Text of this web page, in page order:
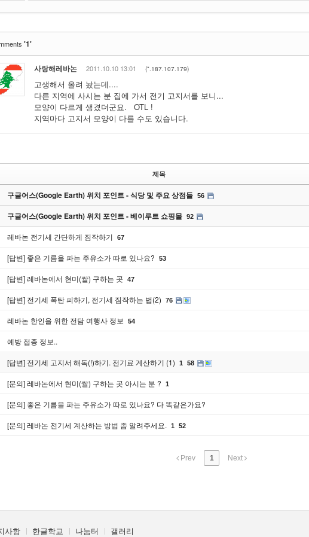
'1'
사랑해레바논 2011.10.10 13:01 (*.187.107.179)
고생해서 올려 놨는데....
다른 지역에 사시는 분 집에 가서 전기 고지서를 보니...
모양이 다르게 생겼더군요. OTL !
지역마다 고지서 모양이 다를 수도 있습니다.
제목
구글어스(Google Earth) 위치 포인트 - 식당 및 주요 상점들 56
구글어스(Google Earth) 위치 포인트 - 베이루트 쇼핑몰 92
레바논 전기세 간단하게 짐작하기 67
[답변] 좋은 기름을 파는 주유소가 따로 있나요? 53
[답변] 레바논에서 현미(쌀) 구하는 곳 47
[답변] 전기세 폭탄 피하기, 전기세 짐작하는 법(2) 76
레바논 한인을 위한 전담 여행사 정보 54
예방 접종 정보..
[답변] 전기세 고지서 해독(!)하기. 전기료 계산하기 (1) 1 58
[문의] 레바논에서 현미(쌀) 구하는 곳 아시는 분 ? 1
[문의] 좋은 기름을 파는 주유소가 따로 있나요? 다 똑같은가요?
[문의] 레바논 전기세 계산하는 방법 좀 알려주세요. 1 52
Prev 1 Next
사항 한글학교 나눔터 갤러리